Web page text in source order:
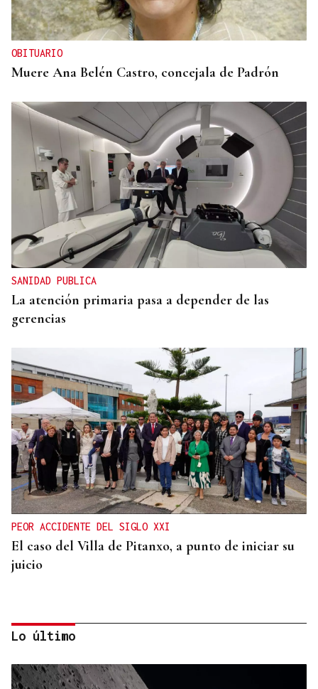
OBITUARIO
Muere Ana Belén Castro, concejala de Padrón
SANIDAD PUBLICA
La atención primaria pasa a depender de las
gerencias
PEOR ACCIDENTE DEL SIGLO XXI
El caso del Villa de Pitanxo, a punto de iniciar su
juicio
Lo último